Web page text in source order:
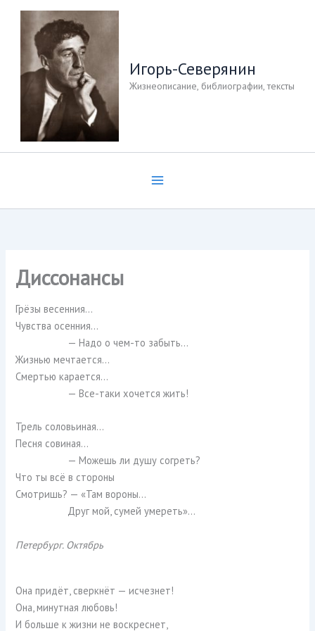
Перейти
содержимому
Игорь-Северянин
Жизнеописание, библиографии, тексты
Диссонансы
Грёзы весенния…
Чувства осенния…
— Надо о чем-то забыть…
Жизнью мечтается…
Смертью карается…
— Все-таки хочется жить!
Трель соловьиная…
Песня совиная…
— Можешь ли душу согреть?
Что ты всё в стороны
Смотришь? — «Там вороны…
Друг мой, сумей умереть»…
Петербург. Октябрь
Она придёт, сверкнёт — исчезнет!
Она, минутная любовь!
И больше к жизни не воскреснет,